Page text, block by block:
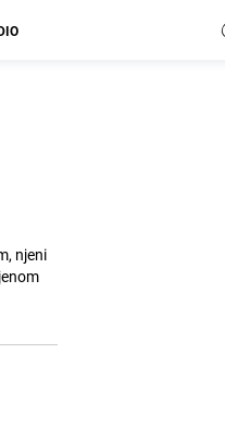
njeni